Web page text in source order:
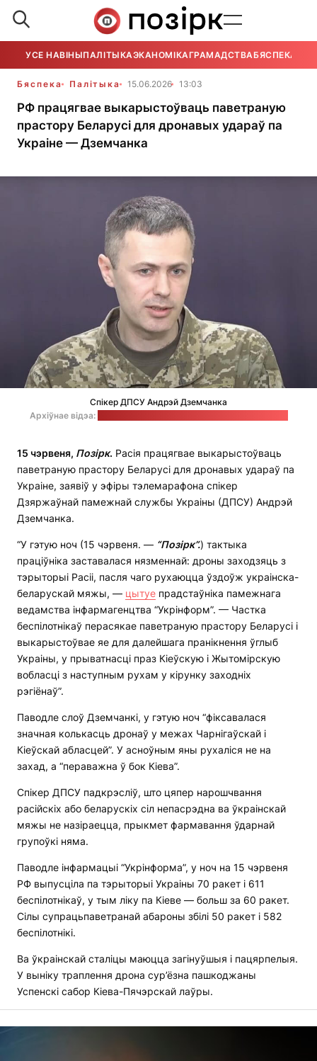
УСЕ НАВІНЫПАЛІТЫКАЭКАНОМІКАГРАМАДСТВАБЯСПЕКА
Бяспека Палітыка 15.06.2026 13:03
РФ працягвае выкарыстоўваць паветраную
прастору Беларусі для дронавых удараў па
Украіне — Дземчанка
Спікер ДПСУ Андрэй Дземчанка
Архіўнае відэа:
15 чэрвеня, Позірк. Расія працягвае выкарыстоўваць
паветраную прастору Беларусі для дронавых удараў па
Украіне, заявіў у эфіры тэлемарафона спікер
Дзяржаўнай памежнай службы Украіны (ДПСУ) Андрэй
Дземчанка.
“У гэтую ноч (15 чэрвеня. — “Позірк”.) тактыка
праціўніка заставалася нязменнай: дроны заходзяць з
тэрыторыі Расіі, пасля чаго рухаюцца ўздоўж украінска-
беларускай мяжы, — цытуе прадстаўніка памежнага
ведамства інфармагенцтва “Укрінформ”. — Частка
беспілотнікаў перасякае паветраную прастору Беларусі і
выкарыстоўвае яе для далейшага пранікнення ўглыб
Украіны, у прыватнасці праз Кіеўскую і Жытомірскую
вобласці з наступным рухам у кірунку заходніх
рэгіёнаў”.
Паводле слоў Дземчанкі, у гэтую ноч “фіксавалася
значная колькасць дронаў у межах Чарнігаўскай і
Кіеўскай абласцей”. У асноўным яны рухаліся не на
захад, а “пераважна ў бок Кіева”.
Спікер ДПСУ падкрэсліў, што цяпер нарошчвання
расійскіх або беларускіх сіл непасрэдна ва ўкраінскай
мяжы не назіраецца, прыкмет фармавання ўдарнай
групоўкі няма.
Паводле інфармацыі “Укрінформа”, у ноч на 15 чэрвеня
РФ выпусціла па тэрыторыі Украіны 70 ракет і 611
беспілотнікаў, у тым ліку па Кіеве — больш за 60 ракет.
Сілы супрацьпаветранай абароны збілі 50 ракет і 582
беспілотнікі.
Ва ўкраінскай сталіцы маюцца загінуўшыя і пацярпелыя.
У выніку траплення дрона сур’ёзна пашкоджаны
Успенскі сабор Кіева-Пячэрскай лаўры.